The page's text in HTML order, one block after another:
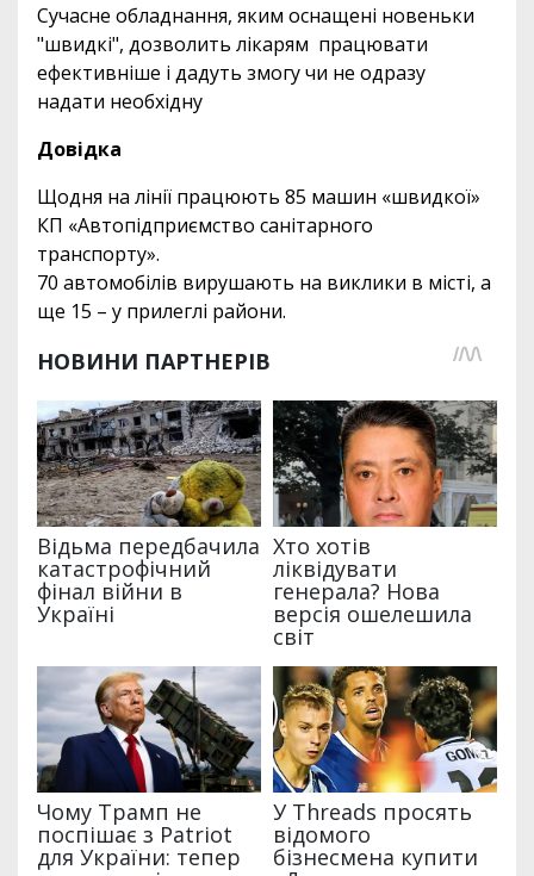
Сучасне обладнання, яким оснащені новеньки
"швидкі", дозволить лікарям працювати
ефективніше і дадуть змогу чи не одразу
надати необхідну
Довідка
Щодня на лінії працюють 85 машин «швидкої»
КП «Автопідприємство санітарного
транспорту».
70 автомобілів вирушають на виклики в місті, а
ще 15 – у прилеглі райони.